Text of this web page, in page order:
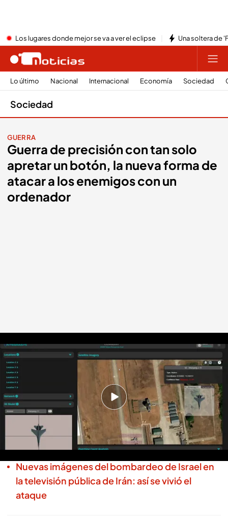
Los lugares donde mejor se va a ver el eclipse Una soltera de
Lo último Nacional Internacional Economía Sociedad
Sociedad
GUERRA
Guerra de precisión con tan solo
apretar un botón, la nueva forma de
atacar a los enemigos con un
ordenador
P. Galindo
Redacción digital Noticias Cuatro
Álvaro lleva 35 años dedicándose a la
inteligencia militar y actualmente colabora con
el Gobierno de Ucrania
Nuevas imágenes del bombardeo de Israel en
la televisión pública de Irán: así se vivió el
ataque